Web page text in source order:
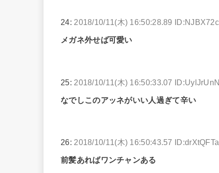
24: 2018/10/11(木) 16:50:28.89
メガネ外せば可愛い
25: 2018/10/11(木) 16:50:33.07
なでしこのアッネがいい人過ぎて辛い
26: 2018/10/11(木) 16:50:43.57
前髪あればワンチャンある